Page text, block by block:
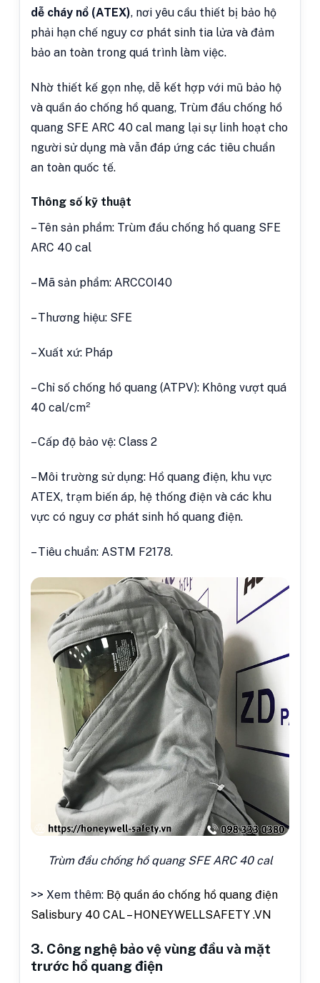
dễ cháy nổ (ATEX), nơi yêu cầu thiết bị bảo hộ
phải hạn chế nguy cơ phát sinh tia lửa và đảm
bảo an toàn trong quá trình làm việc.
Nhờ thiết kế gọn nhẹ, dễ kết hợp với mũ bảo hộ
và quần áo chống hồ quang, Trùm đầu chống hồ
quang SFE ARC 40 cal mang lại sự linh hoạt cho
người sử dụng mà vẫn đáp ứng các tiêu chuẩn
an toàn quốc tế.
Thông số kỹ thuật
– Tên sản phẩm: Trùm đầu chống hồ quang SFE
ARC 40 cal
– Mã sản phẩm: ARCCOI40
– Thương hiệu: SFE
– Xuất xứ: Pháp
– Chỉ số chống hồ quang (ATPV): Không vượt quá
40 cal/cm²
– Cấp độ bảo vệ: Class 2
– Môi trường sử dụng: Hồ quang điện, khu vực
ATEX, trạm biến áp, hệ thống điện và các khu
vực có nguy cơ phát sinh hồ quang điện.
– Tiêu chuẩn: ASTM F2178.
Trùm đầu chống hồ quang SFE ARC 40 cal
>> Xem thêm: Bộ quần áo chống hồ quang điện
Salisbury 40 CAL – HONEYWELLSAFETY .VN
3. Công nghệ bảo vệ vùng đầu và mặt
trước hồ quang điện